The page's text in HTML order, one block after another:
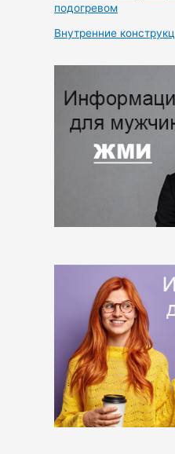
подогревом
Внутренние